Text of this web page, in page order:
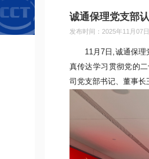
诚通保理党支部
发布时间：2025年11月07日
11月7 日,诚通保理
真传达学习贯彻党的
司党支部书记、董事长